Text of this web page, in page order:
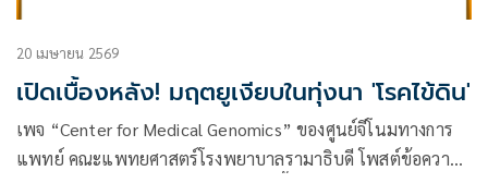
20 เมษายน 2569
เปิดเบื้องหลัง! มฤตยูเงียบในทุ่งนา 'โรคไข้ดิน'
เพจ “Center for Medical Genomics” ของศูนย์จีโนมทางการ
แพทย์ คณะแพทยศาสตร์โรงพยาบาลรามาธิบดี โพสต์ข้อความ